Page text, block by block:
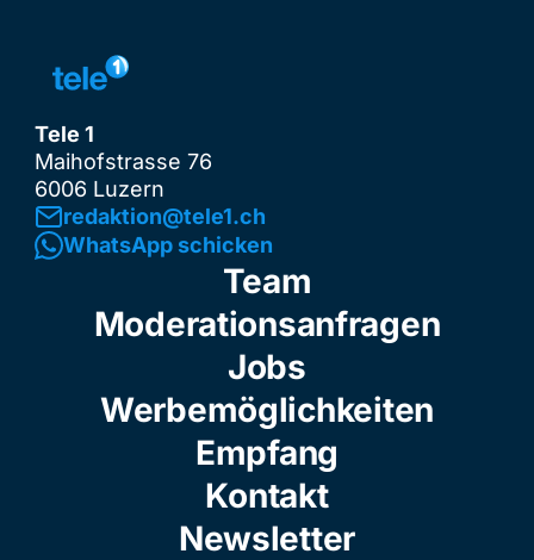
Tele 1
Maihofstrasse 76
6006 Luzern
redaktion@tele1.ch
WhatsApp schicken
Team
Moderationsanfragen
Jobs
Werbemöglichkeiten
Empfang
Kontakt
Newsletter